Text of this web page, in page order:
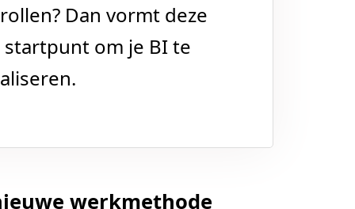
Dan vormt deze
om je BI te
werkmethode